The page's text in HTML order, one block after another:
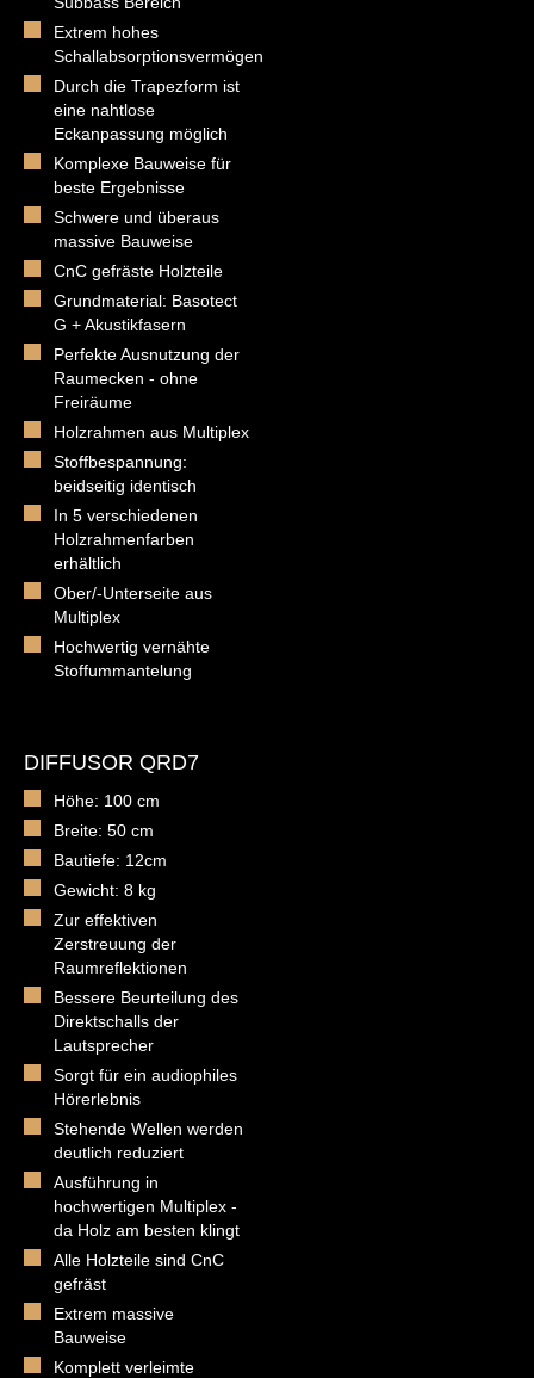
Extrem hohes
Schallabsorptionsvermögen
Durch die Trapezform ist
eine nahtlose
Eckanpassung möglich
Komplexe Bauweise für
beste Ergebnisse
Schwere und überaus
massive Bauweise
CnC gefräste Holzteile
Grundmaterial: Basotect
G + Akustikfasern
Perfekte Ausnutzung der
Raumecken - ohne
Freiräume
Holzrahmen aus Multiplex
Stoffbespannung:
beidseitig identisch
In 5 verschiedenen
Holzrahmenfarben
erhältlich
Ober/-Unterseite aus
Multiplex
Hochwertig vernähte
Stoffummantelung
DIFFUSOR QRD7
Höhe: 100 cm
Breite: 50 cm
Bautiefe: 12cm
Gewicht: 8 kg
Zur effektiven
Zerstreuung der
Raumreflektionen
Bessere Beurteilung des
Direktschalls der
Lautsprecher
Sorgt für ein audiophiles
Hörerlebnis
Stehende Wellen werden
deutlich reduziert
Ausführung in
hochwertigen Multiplex -
da Holz am besten klingt
Alle Holzteile sind CnC
gefräst
Extrem massive
Bauweise
Komplett verleimte